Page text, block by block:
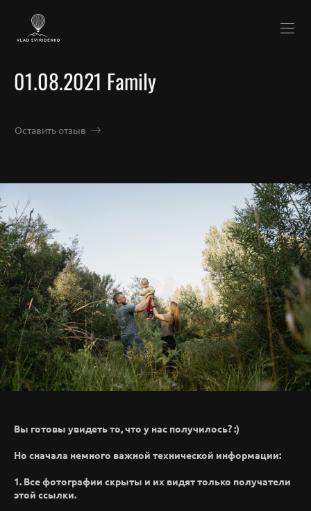
01.08.2021 Family
Оставить отзыв
Вы готовы увидеть то, что у нас получилось? :)
Но сначала немного важной технической информации:
1. Все фотографии скрыты и их видят только получатели
этой ссылки.